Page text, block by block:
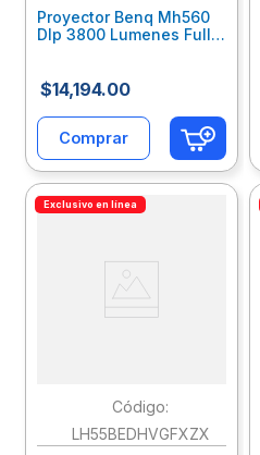
Proyector Benq Mh560
Dlp 3800 Lumenes Full
Minib/Bocina 10W
Bnevidab151
$14,194.00
Comprar
Exclusivo en línea
:
LH55BEDHVGFXZX